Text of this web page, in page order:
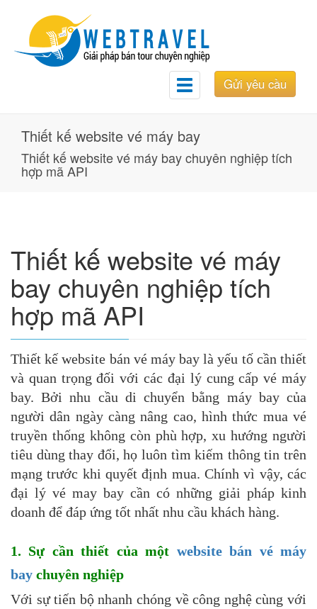
Gửi yêu cầu
Toggle
navigation
Thiết kế website vé máy bay
Thiết kế website vé máy bay chuyên nghiệp tích
hợp mã API
​Thiết kế website vé máy
bay chuyên nghiệp tích
hợp mã API
Thiết kế website bán vé máy bay là yếu tố cần thiết
và quan trọng đối với các đại lý cung cấp vé máy
bay. Bởi nhu cầu di chuyển bằng máy bay của
người dân ngày càng nâng cao, hình thức mua vé
truyền thống không còn phù hợp, xu hướng người
tiêu dùng thay đổi, họ luôn tìm kiếm thông tin trên
mạng trước khi quyết định mua. Chính vì vậy, các
đại lý vé may bay cần có những giải pháp kinh
doanh để đáp ứng tốt nhất nhu cầu khách hàng.
1. Sự cần thiết của một website bán vé máy
bay chuyên nghiệp
Với sự tiến bộ nhanh chóng về công nghệ cùng với